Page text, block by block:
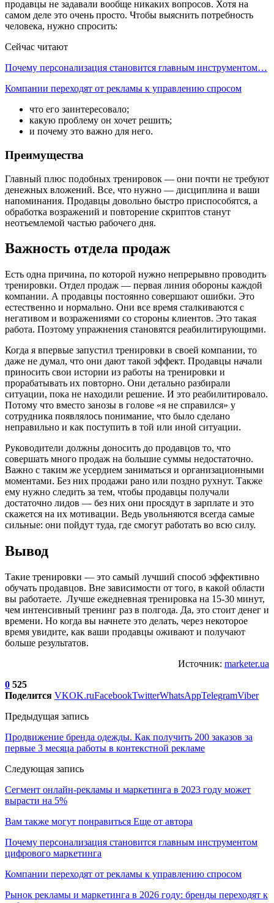
продавцы не задавали вообще никаких вопросов. Хотя на
самом деле это очень просто. Чтобы выяснить потребность
человека, нужно спросить:
Сейчас читают
Почему персонализация становится главным инструментом…
Компании переходят от рекламы к управлению спросом
что его заинтересовало;
какую проблему он хочет решить;
и почему это важно для него.
Преимущества
Главный плюс подобных тренировок — они почти не требуют
денежных вложений. Все, что нужно — дисциплина и ваши
напоминания. Продавцы довольно быстро приспособятся, а
обработка возражений и повторение скриптов станут
неотъемлемой частью рабочего дня.
Важность отдела продаж
Есть одна причина, по которой нужно непрерывно проводить
тренировки. Отдел продаж — первая линия обороны каждой
компании. А продавцы постоянно совершают ошибки. Это
естественно и нормально. Они все время сталкиваются с
негативом и возражениями со стороны клиентов. Это такая
работа. Поэтому упражнения становятся реабилитирующими.
Когда я впервые запустил тренировки в своей компании, то
даже не думал, что они дают такой эффект. Продавцы начали
приносить свои истории из работы на тренировки и
прорабатывать их повторно. Они детально разбирали
ситуации, пока не находили решение. И это реабилитировало.
Потому что вместо занозы в голове «я не справился» у
сотрудника появлялось понимание, что было сделано
неправильно и как поступить в той или иной ситуации.
Руководители должны доносить до продавцов то, что
совершать много продаж на большие суммы недостаточно.
Важно с таким же усердием заниматься и организационными
моментами. Без них продажи рано или поздно рухнут. Также
ему нужно следить за тем, чтобы продавцы получали
достаточно лидов — без них они просядут в зарплате и это
скажется на их мотивации. Ведь увольняются всегда самые
сильные: они пойдут туда, где смогут работать во всю силу.
Вывод
Такие тренировки — это самый лучший способ эффективно
обучать продавцов. Вне зависимости от того, в какой области
вы работаете. Лучше ежедневная тренировка на 15-30 минут,
чем интенсивный тренинг раз в полгода. Да, это стоит денег и
времени. Но когда вы начнете это делать, через некоторое
время увидите, как ваши продавцы оживают и получают
больше результатов.
Источник: marketer.ua
0 525
Поделится VKOK.ruFacebookTwitterWhatsAppTelegramViber
Предыдущая запись
Продвижение бренда одежды. Как получить 200 заказов за
первые 3 месяца работы в контекстной рекламе
Следующая запись
Сегмент онлайн-рекламы и маркетинга в 2023 году может
вырасти на 5%
Вам также могут понравиться Еще от автора
Почему персонализация становится главным инструментом
цифрового маркетинга
Компании переходят от рекламы к управлению спросом
Рынок рекламы и маркетинга в 2026 году: бренды переходят к